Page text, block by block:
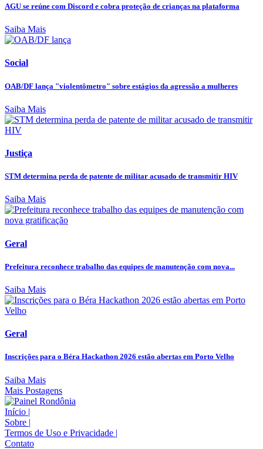
AGU se reúne com Discord e cobra proteção de crianças na plataforma
Saiba Mais
Social
OAB/DF lança "violentômetro" sobre estágios da agressão a mulheres
Saiba Mais
Justiça
STM determina perda de patente de militar acusado de transmitir HIV
Saiba Mais
Geral
Prefeitura reconhece trabalho das equipes de manutenção com nova...
Saiba Mais
Geral
Inscrições para o Béra Hackathon 2026 estão abertas em Porto Velho
Saiba Mais
Mais Postagens
Início |
Sobre |
Termos de Uso e Privacidade |
Contato